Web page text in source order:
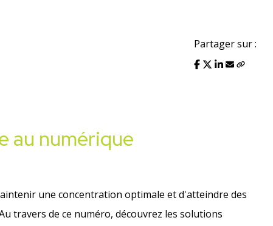
Partager sur :
au numérique
une concentration optimale et d'atteindre des
travers de ce numéro, découvrez les solutions